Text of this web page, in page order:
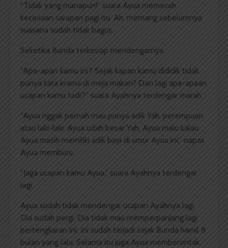
“Tidak yang manapun!” suara Ayua memecah
keceriaan sarapan pagi itu. Ah, memang sebelumnya
suasana sudah tidak bagus.
Seketika Bunda terkesiap mendengarnya.
“Apa-apan kamu ini? Sejak kapan kamu dididik tidak
punya tata krama di meja makan? Dan lagi apa-apaan
ucapan kamu tadi?” suara Ayahnya terdengar marah.
“Ayua nggak pernah mau punya adik Yah, perempuan
atau laki-laki. Ayua udah besar Yah, Ayua malu kalau
Ayua masih memiliki adik bayi di umur Ayua ini,” napas
Ayua memburu.
“Jaga ucapan kamu Ayua,” suara Ayahnya terdengar
lagi.
Ayua sudah tidak mendengar ucapan Ayahnya lagi.
Dia sudah pergi. Dia tidak mau memperpanjang lagi
pertengkaran ini. Ini sudah terjadi sejak Bunda hamil 8
bulan yang lalu. Selama itu juga Ayua memberontak.